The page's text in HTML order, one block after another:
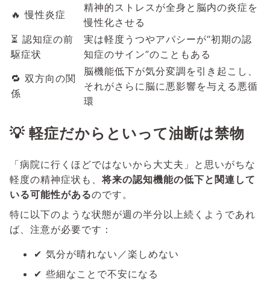
🔥 慢性炎症
精神的ストレスが全身と脳内の炎症を
慢性化させる
⏳ 認知症の前
駆症状
実は軽度うつやアパシーが“初期の認
知症のサイン”のこともある
🔁 双方向の関
係
脳機能低下が気分変調を引き起こし、
それがさらに脳に悪影響を与える悪循
環
💡 軽症だからといって油断は禁物
「病院に行くほどではないから大丈夫」と思いがちな
軽度の精神症状も、将来の認知機能の低下と関連して
いる可能性があるのです。
特に以下のような状態が週の半分以上続くようであれ
ば、注意が必要です：
✔ 気分が晴れない／楽しめない
✔ 些細なことで不安になる